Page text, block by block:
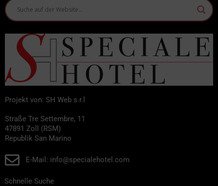
Projekt von: SH Web s.r.l
Straße Tre Settembre, 11
47891 Zoll (RSM)
Republik San Marino
E-Mail: info@specialehotel.com
Schnelle Suche